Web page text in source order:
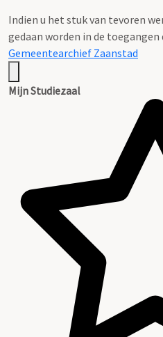
Indien u het stuk van tevoren
gedaan worden in de
Gemeentearchief Zaanstad
Mijn Studiezaal